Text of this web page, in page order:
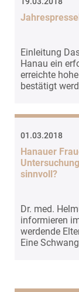
Einleitung
Hanau ein
erreichte
bestätigt
01.03.2018
Hanauer
sinnvoll?
Dr. med.
informieren
werdende
Eine